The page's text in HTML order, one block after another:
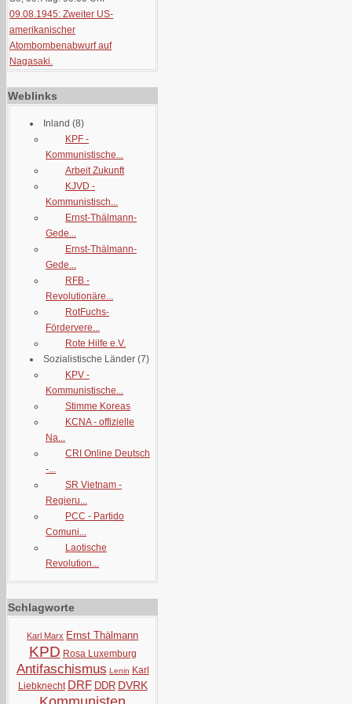
09.08.1945: Zweiter US-
amerikanischer
Atombombenabwurf auf
Nagasaki.
Weblinks
Inland (8)
KPF -
Kommunistische...
Arbeit Zukunft
KJVD -
Kommunistisch...
Ernst-Thälmann-
Gede...
Ernst-Thälmann-
Gede...
RFB -
Revolutionäre...
RotFuchs-
Fördervere...
Rote Hilfe e.V.
Sozialistische Länder (7)
KPV -
Kommunistische...
Stimme Koreas
KCNA - offizielle
Na...
CRI Online Deutsch
-...
SR Vietnam -
Regieru...
PCC - Partido
Comuni...
Laotische
Revolution...
Schlagworte
Karl Marx Ernst Thälmann
KPD Rosa Luxemburg
Antifaschismus Lenin Karl
Liebknecht DRF DDR DVRK